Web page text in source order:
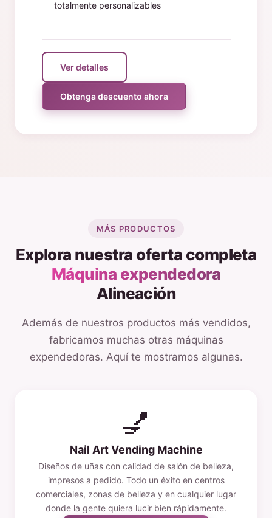
totalmente personalizables
Ver detalles
Obtenga descuento ahora
MÁS PRODUCTOS
Explora nuestra oferta completa
Máquina expendedora
Alineación
Además de nuestros productos más vendidos,
fabricamos muchas otras máquinas
expendedoras. Aquí te mostramos algunas.
💅
Nail Art Vending Machine
Diseños de uñas con calidad de salón de belleza,
impresos a pedido. Todo un éxito en centros
comerciales, zonas de belleza y en cualquier lugar
donde la gente quiera lucir bien rápidamente.